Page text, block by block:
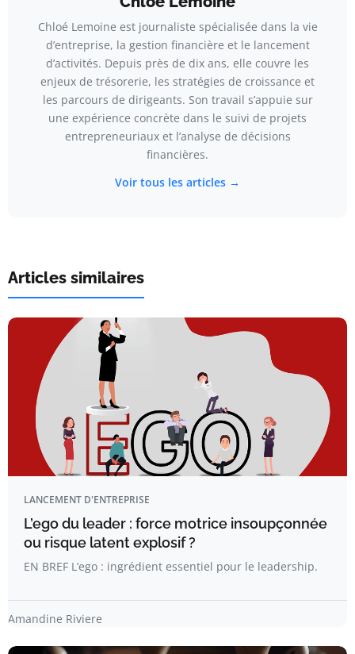
Chloé Lemoine est journaliste spécialisée dans la vie
d’entreprise, la gestion financière et le lancement
d’activités. Depuis près de dix ans, elle couvre les
enjeux de trésorerie, les stratégies de croissance et
les parcours de dirigeants. Son travail s’appuie sur
une expérience concrète dans le suivi de projets
entrepreneuriaux et l’analyse de décisions
financières.
Voir tous les articles →
Articles similaires
LANCEMENT D'ENTREPRISE
L’ego du leader : force motrice insoupçonnée
ou risque latent explosif ?
EN BREF L’ego : ingrédient essentiel pour le leadership.
Amandine Riviere